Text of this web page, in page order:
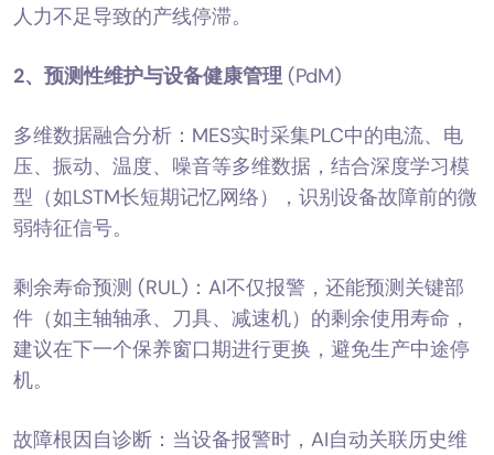
人力不足导致的产线停滞。
2、 预测性维护与设备健康管理 (PdM)
多维数据融合分析：MES实时采集PLC中的电流、电
压、振动、温度、噪音等多维数据，结合深度学习模
型（如LSTM长短期记忆网络），识别设备故障前的微
弱特征信号。
剩余寿命预测 (RUL)：AI不仅报警，还能预测关键部
件（如主轴轴承、刀具、减速机）的剩余使用寿命，
建议在下一个保养窗口期进行更换，避免生产中途停
机。
故障根因自诊断：当设备报警时，AI自动关联历史维